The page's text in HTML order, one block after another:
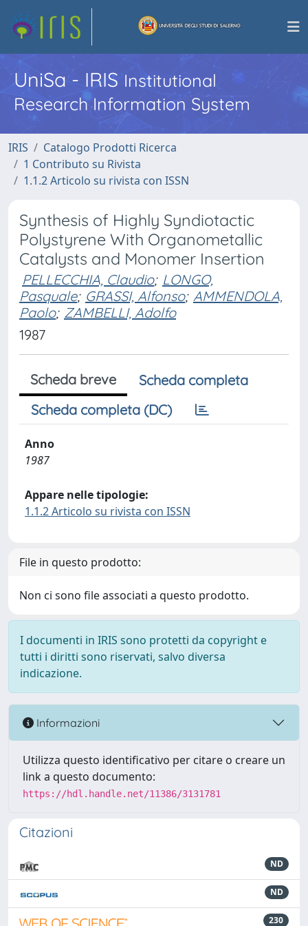
UniSa - IRISInstitutional
Research Information System
IRIS
Catalogo Prodotti Ricerca
1 Contributo su Rivista
1.1.2 Articolo su rivista con ISSN
Synthesis of Highly Syndiotactic
Polystyrene With Organometallic
Catalysts and Monomer Insertion
PELLECCHIA, Claudio; LONGO,
Pasquale; GRASSI, Alfonso; AMMENDOLA,
Paolo; ZAMBELLI, Adolfo
1987
Scheda breve
Scheda completa
Scheda completa (DC)
Anno
1987
Appare nelle tipologie:
1.1.2 Articolo su rivista con ISSN
File in questo prodotto:
Non ci sono file associati a questo prodotto.
I documenti in IRIS sono protetti da copyright e
tutti i diritti sono riservati, salvo diversa
indicazione.
Informazioni
Utilizza questo identificativo per citare o creare un
link a questo documento:
https://hdl.handle.net/11386/3131781
Citazioni
ND
ND
230